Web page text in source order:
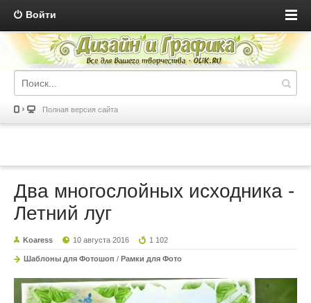
Войти
Полная версия сайта
Два многослойных исходника -
Летний луг
Koaress 10 августа 2016 1 102
Шаблоны для Фотошоп / Рамки для Фото